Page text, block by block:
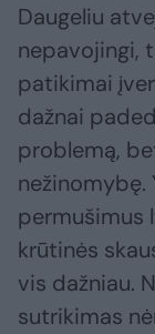
Daugeliu
nepavojingi,
patikimai
dažnai
problemą,
nežinomybę.
permušimus
krūtinės
vis dažniau.
sutrikimas